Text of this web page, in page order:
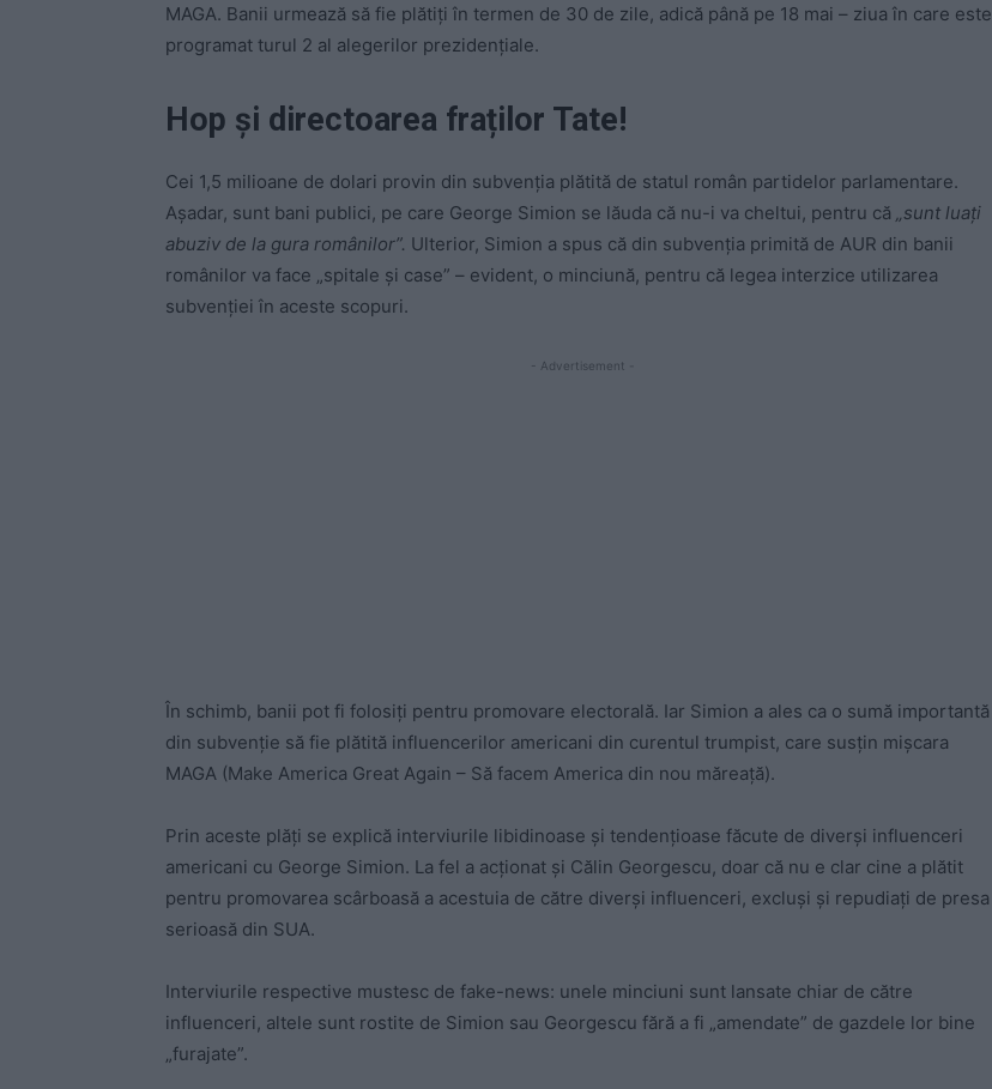
MAGA. Banii urmează să fie plătiți în termen de 30 de zile, adică până pe 18 mai – ziua în care este
programat turul 2 al alegerilor prezidențiale.
Hop și directoarea fraților Tate!
Cei 1,5 milioane de dolari provin din subvenția plătită de statul român partidelor parlamentare.
Așadar, sunt bani publici, pe care George Simion se lăuda că nu-i va cheltui, pentru că „sunt luați
abuziv de la gura românilor”. Ulterior, Simion a spus că din subvenția primită de AUR din banii
românilor va face „spitale și case” – evident, o minciună, pentru că legea interzice utilizarea
subvenției în aceste scopuri.
- Advertisement -
În schimb, banii pot fi folosiți pentru promovare electorală. Iar Simion a ales ca o sumă importantă
din subvenție să fie plătită influencerilor americani din curentul trumpist, care susțin mișcara
MAGA (Make America Great Again – Să facem America din nou măreață).
Prin aceste plăți se explică interviurile libidinoase și tendențioase făcute de diverși influenceri
americani cu George Simion. La fel a acționat și Călin Georgescu, doar că nu e clar cine a plătit
pentru promovarea scârboasă a acestuia de către diverși influenceri, excluși și repudiați de presa
serioasă din SUA.
Interviurile respective mustesc de fake-news: unele minciuni sunt lansate chiar de către
influenceri, altele sunt rostite de Simion sau Georgescu fără a fi „amendate” de gazdele lor bine
„furajate”.